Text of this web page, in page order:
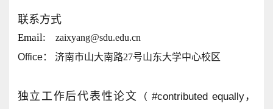
联系方式
Email:
zaixyang@sdu.edu.cn
Office： 济南市山大南路27号山东大学中心校区
独立工作后代表性论文 （ #contributed equally，